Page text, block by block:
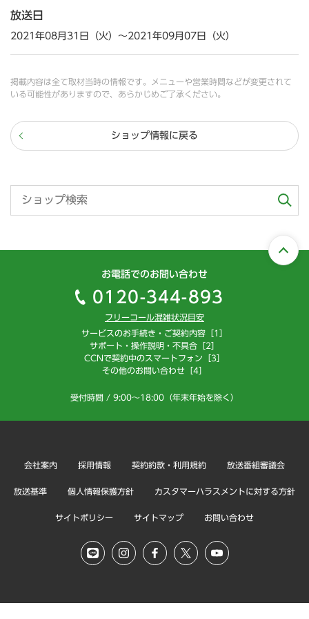
放送日
2021年08月31日（火）～2021年09月07日（火）
掲載内容は全て取材当時の情報です。メニューや営業時間などが変更されて
いる可能性がありますので、あらかじめご了承ください。
ショップ情報に戻る
お電話でのお問い合わせ
0120-344-893
フリーコール混雑状況目安
サービスのお手続き・ご契約内容［1］
サポート・操作説明・不具合［2］
CCNで契約中のスマートフォン［3］
その他のお問い合わせ［4］
受付時間 / 9:00～18:00（年末年始を除く）
会社案内 採用情報 契約約款・利用規約 放送番組審議会
放送基準 個人情報保護方針 カスタマーハラスメントに対する方針
サイトポリシー サイトマップ お問い合わせ